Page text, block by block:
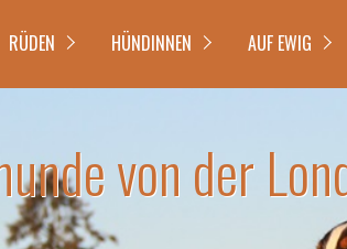
RÜDEN HÜNDINNEN AUF EWIG
von der